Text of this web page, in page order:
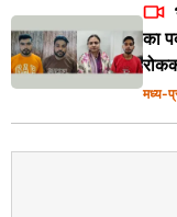
का
मध्य-